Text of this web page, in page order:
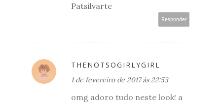
Patsilvarte
Responder
THENOTSOGIRLYGIRL
1 de fevereiro de 2017 às 22:53
omg adoro tudo neste look! a